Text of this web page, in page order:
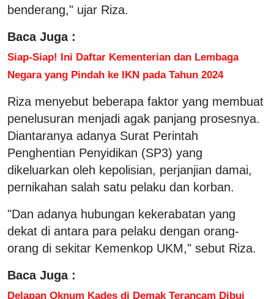
benderang," ujar Riza.
Baca Juga :
Siap-Siap! Ini Daftar Kementerian dan Lembaga
Negara yang Pindah ke IKN pada Tahun 2024
Riza menyebut beberapa faktor yang membuat
penelusuran menjadi agak panjang prosesnya.
Diantaranya adanya Surat Perintah
Penghentian Penyidikan (SP3) yang
dikeluarkan oleh kepolisian, perjanjian damai,
pernikahan salah satu pelaku dan korban.
"Dan adanya hubungan kekerabatan yang
dekat di antara para pelaku dengan orang-
orang di sekitar Kemenkop UKM," sebut Riza.
Baca Juga :
Delapan Oknum Kades di Demak Terancam Dibui